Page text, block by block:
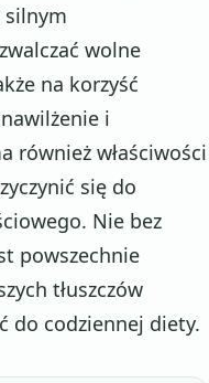
silnym
wolne
na korzyść
i
również właściwości
się do
Nie bez
powszechnie
tłuszczów
do codziennej diety.